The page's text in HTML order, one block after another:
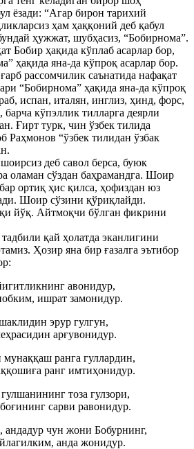
ёзади: “Агар бирон тарихий
ҳам ҳаққоний деб қабул
ҳужжат, шубҳасиз, “Бобирнома”.
Бобир ҳақида кўплаб асарлар бор,
ҳақида яна-да кўпроқ асарлар бор.
рассомчилик саънатида нафақат
“Бобирнома” ҳақида яна-да кўпроқ
испан, италян, инглиз, ҳинд, форс,
кўпэллик тилларга деярли
Ғирт турк, чин ўзбек тилида
Раҳмонов “ўзбек тилидан ўзбак
деб савол берса, буюк
оламан сўздан баҳрамандга. Шоир
ортиқ ҳис қилса, ҳофиздан юз
Шоир сўзини қўриқлайди.
йўқ. Айтмоқчи бўлган фикрини
қай ҳолатда эканлигини
Ҳозир яна бир ғазалга эътибор
авонидур,
ишрат замонидур.
эрур гулгун,
арғувонидур.
ранга гуллардин,
ранг имтиҳонидур.
тоза гулзори,
сарви равонидур.
андадур чун жони Бобурнинг,
анда жонидур.